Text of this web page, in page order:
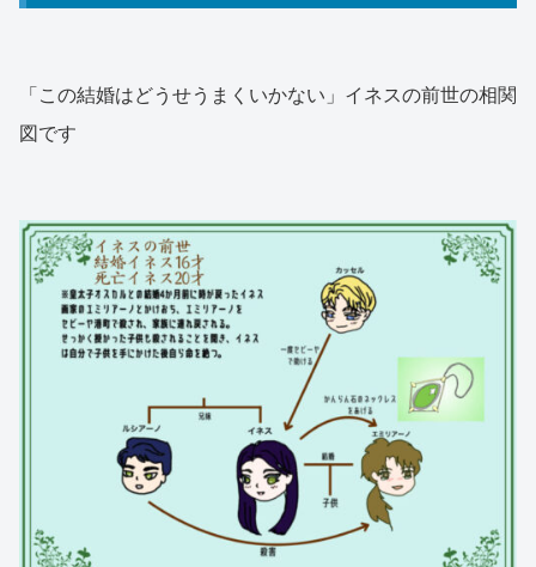
「この結婚はどうせうまくいかない」イネスの前世の相関
図です